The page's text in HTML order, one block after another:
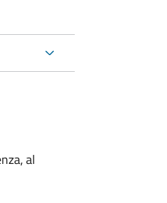
al